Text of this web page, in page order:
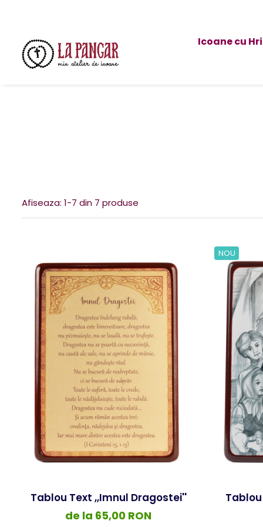
Icoane cu
Afiseaza: 1-7 din 7 produse
Tablou Text ,,Imnul Dragostei''
de la 65,00 RON
NOU
Tablou